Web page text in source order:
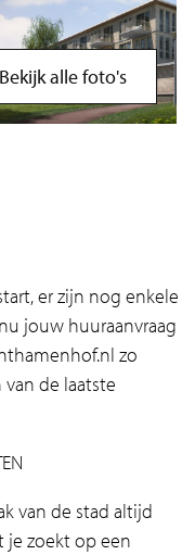
Bekijk alle foto's
er zijn nog enkele
jouw huuraanvraag
zo
de laatste
van de stad altijd
je zoekt op een